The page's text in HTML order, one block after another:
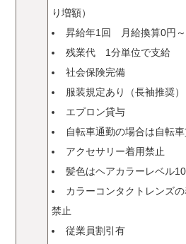
り増額）
昇給年1回 月給換算0円～
残業代 1分単位で支給
社会保険完備
服装規定あり（長袖推奨）
エプロン貸与
自転車通勤の場合は自転
アクセサリー着用禁止
髪色はヘアカラーレベル
カラーコンタクトレンズ
禁止
従業員割引有